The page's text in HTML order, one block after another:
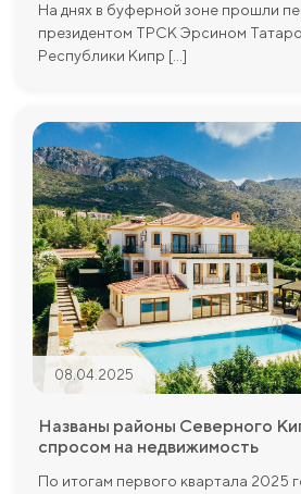
На днях в буферной зоне прошли
президентом ТРСК Эрсином
Республики Кипр [...]
08.04.2025
Названы районы Северного
спросом на недвижимость
По итогам первого квартала 2025